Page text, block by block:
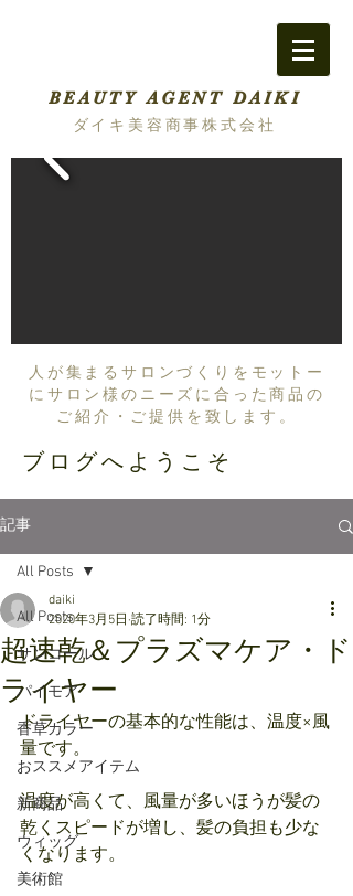
BEAUTY AGENT DAIKI
ダイキ美容商事株式会社
人が集まるサロンづくりをモットー
にサロン様のニーズに合った商品の
ご紹介・ご提供を致します。
ブログへようこそ
記事
All Posts
サンコール
パイモア
香草カラー
おススメアイテム
新商品
ウィッグ
美術館
All Posts
超速乾＆プラズマケア・ド
ライヤー
daiki
2020年3月5日 読了時間: 1分
ドライヤーの基本的な性能は、温度×風
量です。
温度が高くて、風量が多いほうが髪の
乾くスピードが増し、髪の負担も少な
くなります。